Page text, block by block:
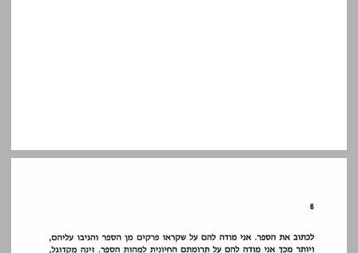
1 מהו אוטיזם? ... 9